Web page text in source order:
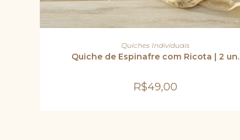
Quiches Individuais
Quiche de Espinafre com Ricota | 2 un.
R$49,00